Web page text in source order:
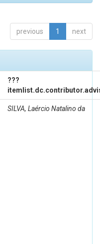
previous 1 next
???
SILVA, Laércio Natalino da